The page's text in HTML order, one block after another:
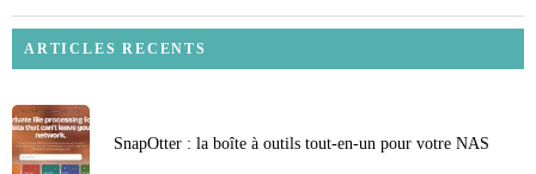
ARTICLES RECENTS
SnapOtter : la boîte à outils tout-en-un pour votre NAS